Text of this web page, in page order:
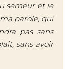
semeur et le
parole, qui
pas sans
sans avoir